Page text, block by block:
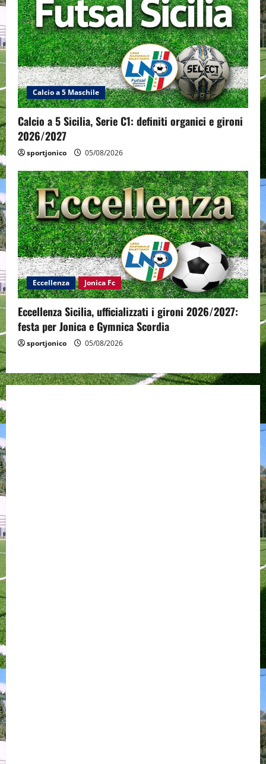
Calcio a 5 Maschile
Calcio a 5 Sicilia, Serie C1: definiti organici e gironi
2026/2027
sportjonico 05/08/2026
Eccellenza Jonica Fc
Eccellenza Sicilia, ufficializzati i gironi 2026/2027:
festa per Jonica e Gymnica Scordia
sportjonico 05/08/2026